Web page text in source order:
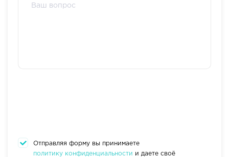
Отправляя форму вы принимаете
политику конфиденциальности и даете своё